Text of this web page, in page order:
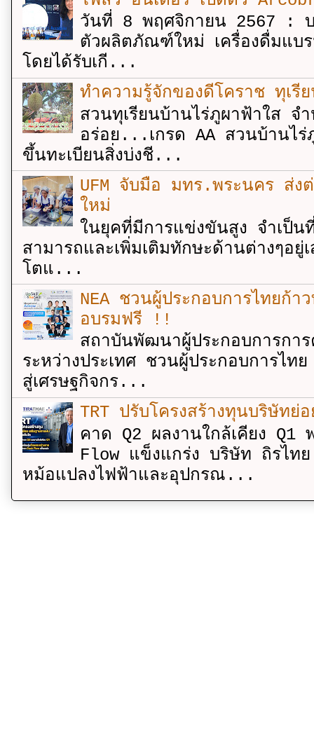
วันที่ 8 พฤศจิกายน 2567 : บ
ตัวผลิตภัณฑ์ใหม่ เครื่องดื่มแบ
โดยได้รับเกี...
ทำความรู้จักของดีโคราช ทุเรี
สวนทุเรียนบ้านไร่ภูผาฟ้าใส
อร่อย...เกรด AA สวนบ้านไ
ขึ้นทะเบียนสิ่งบ่งชี...
UFM จับมือ มทร.พระนคร ส่งต่
ใหม่
ในยุคที่มีการแข่งขันสูง จำเป็
สามารถและเพิ่มเติมทักษะด้านต่างๆอยู่
โตแ...
NEA ชวนผู้ประกอบการไทยก้า
อบรมฟรี !!
สถาบันพัฒนาผู้ประกอบการกา
ระหว่างประเทศ ชวนผู้ประกอบการไท
สู่เศรษฐกิจกร...
TRT ปรับโครงสร้างทุนบริษัทย่
คาด Q2 ผลงานใกล้เคียง Q1
Flow แข็งแกร่ง บริษัท ถิรไ
หม้อแปลงไฟฟ้าและอุปกรณ...